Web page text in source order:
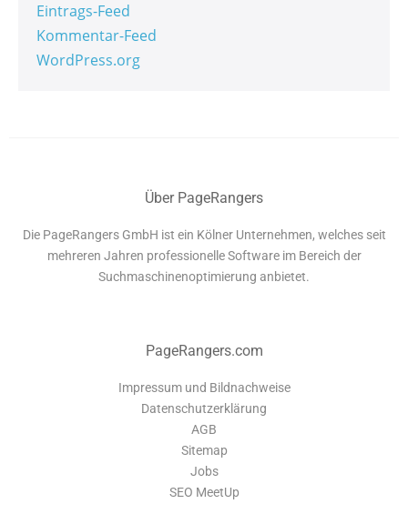
Eintrags-Feed
Kommentar-Feed
WordPress.org
Über PageRangers
Die PageRangers GmbH ist ein Kölner Unternehmen, welches seit
mehreren Jahren professionelle Software im Bereich der
Suchmaschinenoptimierung anbietet.
PageRangers.com
Impressum und Bildnachweise
Datenschutzerklärung
AGB
Sitemap
Jobs
SEO MeetUp